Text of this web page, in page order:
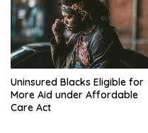
Uninsured Blacks Eligible for
More Aid under Affordable
Care Act